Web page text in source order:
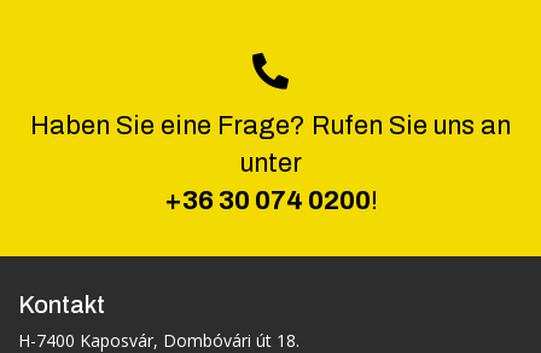
Haben Sie eine Frage? Rufen Sie uns an
unter
+36 30 074 0200!
Kontakt
H-7400 Kaposvár, Dombóvári út 18.